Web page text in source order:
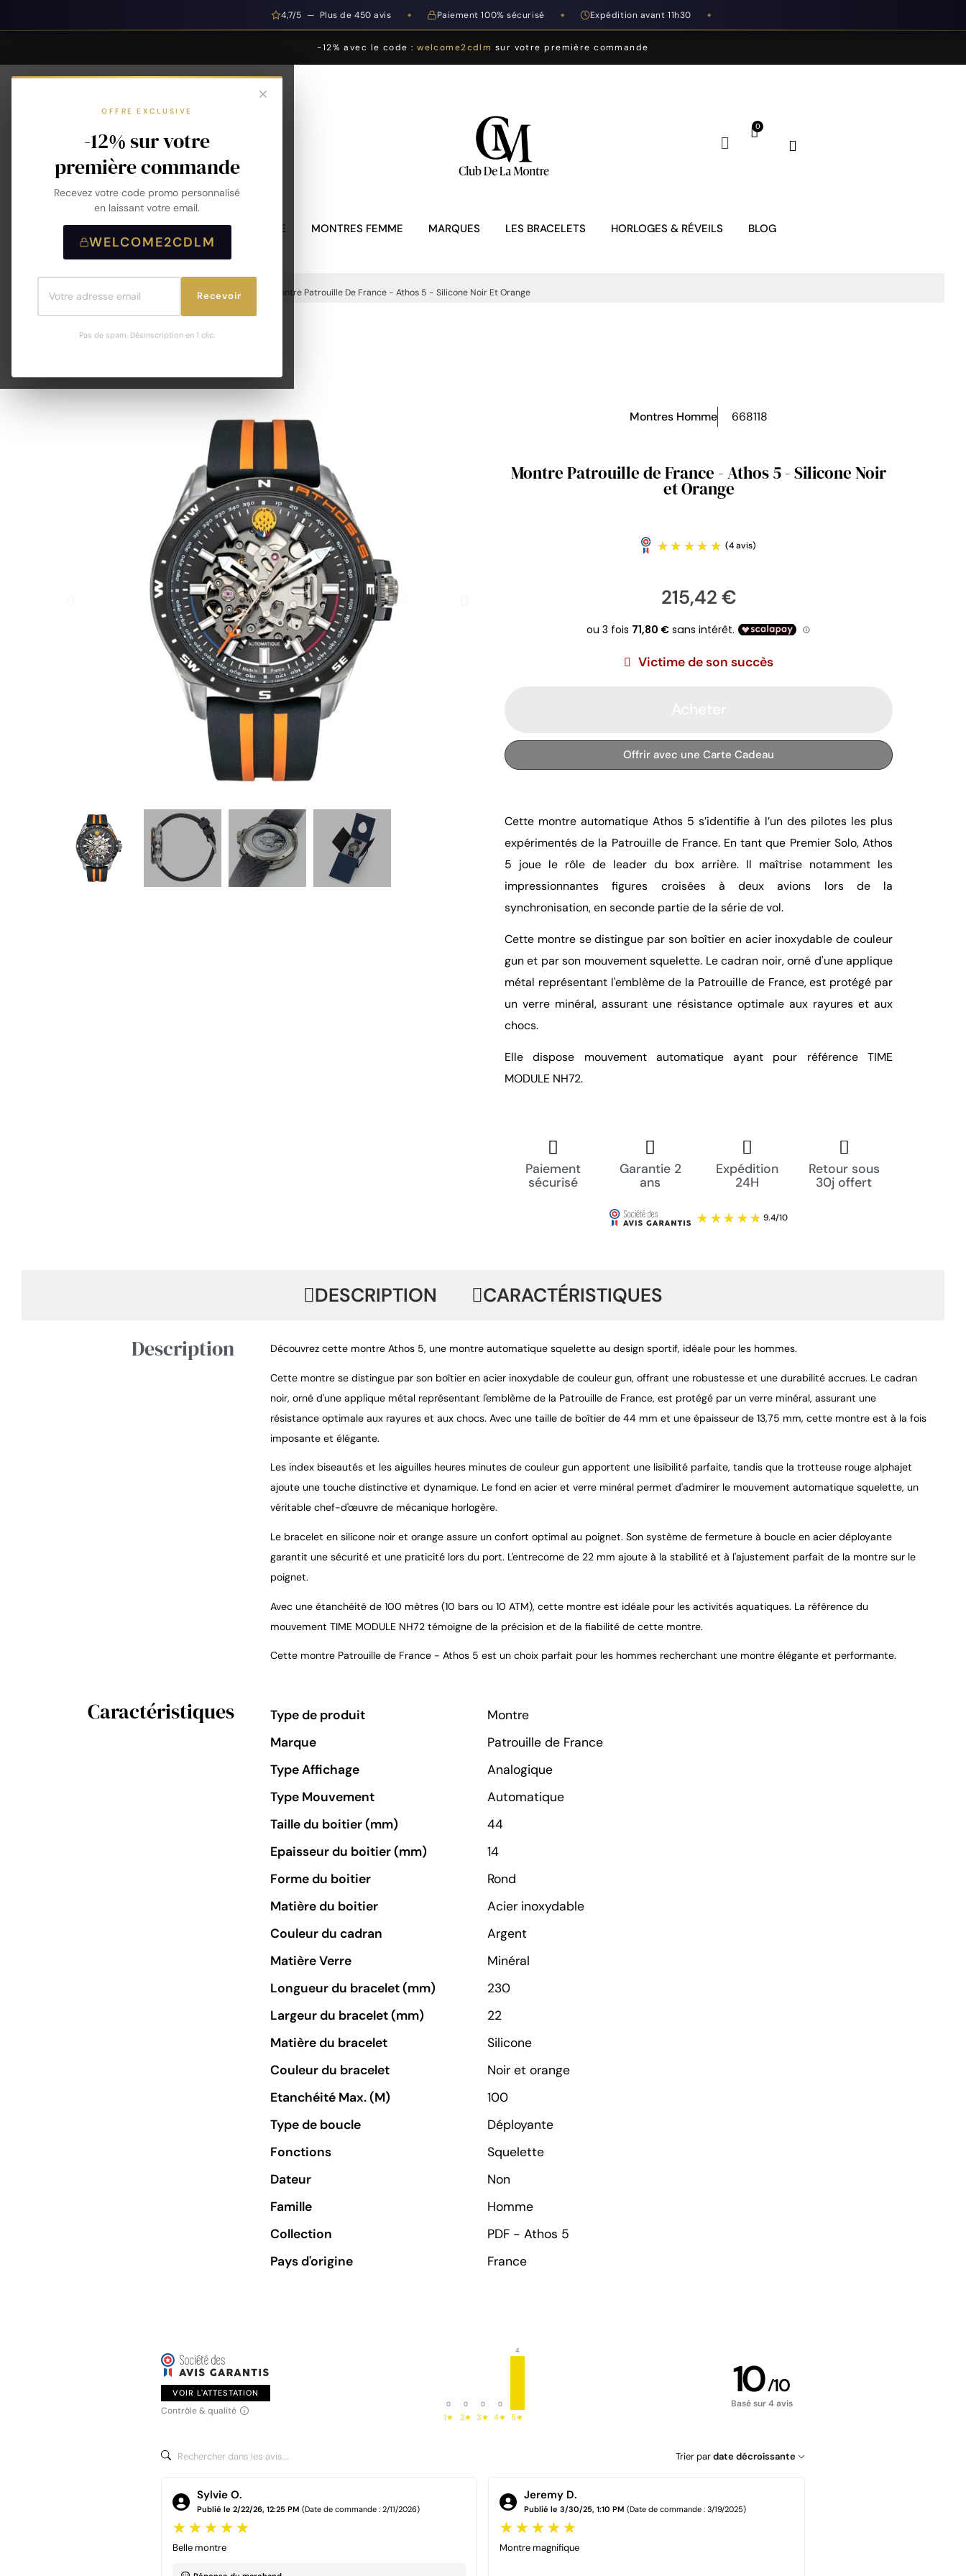
4,7/5 — Plus de 450 avis ◆ Paiement 100% sécurisé ◆ Expédition avant 11h30 ◆
-12% avec le code :welcome2cdlm sur votre première commande
OFFRE EXCLUSIVE
-12% sur votre
première commande
Recevez votre code promo personnalisé
en laissant votre email.
WELCOME2CDLM
Recevoir
Pas de spam. Désinscription en 1 clic.
MONTRES HOMME MONTRES FEMME MARQUES LES BRACELETS HORLOGES & RÉVEILS BLOG
Accueil Montres Montres Homme Montre Patrouille De France - Athos 5 - Silicone Noir Et Orange
Montres Homme 668118
Montre Patrouille de France - Athos 5 - Silicone Noir
et Orange
215,42 €
Victime de son succès
Offrir avec une Carte Cadeau
Cette montre automatique Athos 5 s’identifie à l’un des pilotes les plus
expérimentés de la Patrouille de France. En tant que Premier Solo, Athos
5 joue le rôle de leader du box arrière. Il maîtrise notamment les
impressionnantes figures croisées à deux avions lors de la
synchronisation, en seconde partie de la série de vol.
Cette montre se distingue par son boîtier en acier inoxydable de couleur
gun et par son mouvement squelette. Le cadran noir, orné d'une applique
métal représentant l'emblème de la Patrouille de France, est protégé par
un verre minéral, assurant une résistance optimale aux rayures et aux
chocs.
Elle dispose mouvement automatique ayant pour référence TIME
MODULE NH72.
Paiement
sécurisé
Garantie 2
ans
Expédition
24H
Retour sous
30j offert
DESCRIPTION CARACTÉRISTIQUES
Description Découvrez cette montre Athos 5, une montre automatique squelette au design sportif, idéale pour les hommes.
Cette montre se distingue par son boîtier en acier inoxydable de couleur gun, offrant une robustesse et une durabilité accrues. Le cadran
noir, orné d'une applique métal représentant l'emblème de la Patrouille de France, est protégé par un verre minéral, assurant une
résistance optimale aux rayures et aux chocs. Avec une taille de boîtier de 44 mm et une épaisseur de 13,75 mm, cette montre est à la fois
imposante et élégante.
Les index biseautés et les aiguilles heures minutes de couleur gun apportent une lisibilité parfaite, tandis que la trotteuse rouge alphajet
ajoute une touche distinctive et dynamique. Le fond en acier et verre minéral permet d'admirer le mouvement automatique squelette, un
véritable chef-d'œuvre de mécanique horlogère.
Le bracelet en silicone noir et orange assure un confort optimal au poignet. Son système de fermeture à boucle en acier déployante
garantit une sécurité et une praticité lors du port. L'entrecorne de 22 mm ajoute à la stabilité et à l'ajustement parfait de la montre sur le
poignet.
Avec une étanchéité de 100 mètres (10 bars ou 10 ATM), cette montre est idéale pour les activités aquatiques. La référence du
mouvement TIME MODULE NH72 témoigne de la précision et de la fiabilité de cette montre.
Cette montre Patrouille de France - Athos 5 est un choix parfait pour les hommes recherchant une montre élégante et performante.
Caractéristiques Type de produit
Montre
Marque
Patrouille de France
Type Affichage
Analogique
Type Mouvement
Automatique
Taille du boitier (mm)
44
Epaisseur du boitier (mm)
14
Forme du boitier
Rond
Matière du boitier
Acier inoxydable
Couleur du cadran
Argent
Matière Verre
Minéral
Longueur du bracelet (mm)
230
Largeur du bracelet (mm)
22
Matière du bracelet
Silicone
Couleur du bracelet
Noir et orange
Etanchéité Max. (M)
100
Type de boucle
Déployante
Fonctions
Squelette
Dateur
Non
Famille
Homme
Collection
PDF - Athos 5
Pays d'origine
France
VOIR L'ATTESTATION
Contrôle & qualité
0
1★
0
2★
0
3★
0
4★
4
5★
10/10
Basé sur 4 avis
Trier pardate décroissante
Sylvie O.
Publié le 2/22/26, 12:25 PM (Date de commande : 2/11/2026)
Belle montre
Jeremy D.
Publié le 3/30/25, 1:10 PM (Date de commande : 3/19/2025)
Montre magnifique